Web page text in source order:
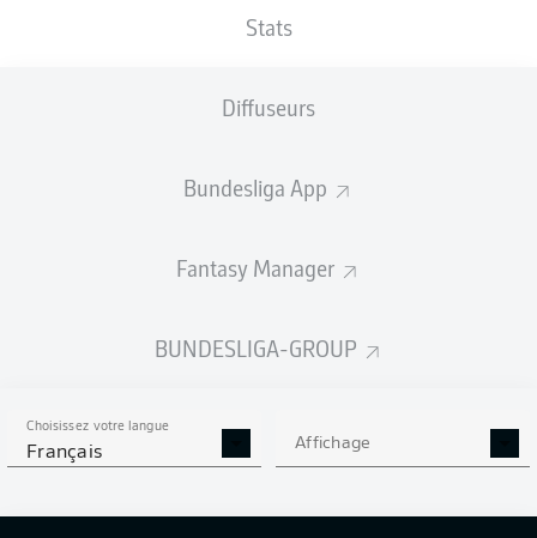
Stats
Diffuseurs
Bundesliga App
Fantasy Manager
BUNDESLIGA-GROUP
Choisissez votre langue
Français Affichage
Publicité